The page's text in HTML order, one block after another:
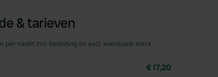
& tarieven
per nacht incl. belasting en excl. eventuele extra
€ 17,20